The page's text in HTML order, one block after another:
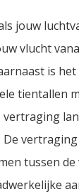
jouw
vlucht
is
tientallen
vertraging
De
tussen de